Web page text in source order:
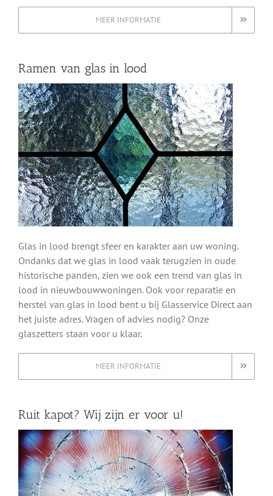
MEER INFORMATIE
Ramen van glas in lood
Glas in lood brengt sfeer en karakter aan uw woning.
Ondanks dat we glas in lood vaak terugzien in oude
historische panden, zien we ook een trend van glas in
lood in nieuwbouwwoningen. Ook voor reparatie en
herstel van glas in lood bent u bij Glasservice Direct aan
het juiste adres. Vragen of advies nodig? Onze
glaszetters staan voor u klaar.
MEER INFORMATIE
Ruit kapot? Wij zijn er voor u!